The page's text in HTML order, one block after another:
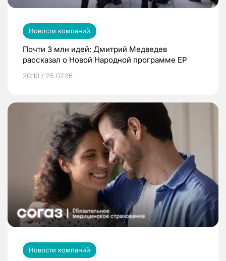
Новости компаний
Почти 3 млн идей: Дмитрий Медведев
рассказал о Новой Народной программе ЕР
20:10 / 25.07.26
Новости компаний